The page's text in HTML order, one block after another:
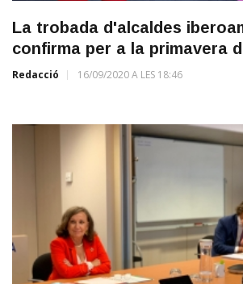
La trobada d'alcaldes
confirma per a la primavera
Redacció 16/09/2020 A LES 18:46